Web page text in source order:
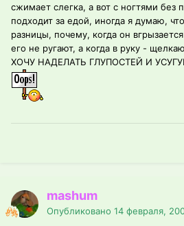
сжимает слегка, а вот с ногтями без
подходит за едой, иногда я думаю,
разницы, почему, когда он
его не ругают, а когда в руку -
ХОЧУ НАДЕЛАТЬ ГЛУПОСТЕЙ И
mashum
Опубликовано 14 февраля,